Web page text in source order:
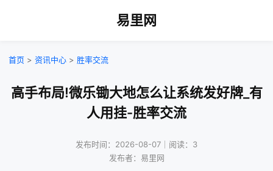
易里网
首页 > 资讯中心 > 胜率交流
高手布局!微乐锄大地怎么让系统发好牌_有
人用挂-胜率交流
发布时间：2026-08-07｜阅读：3
发布者：易里网